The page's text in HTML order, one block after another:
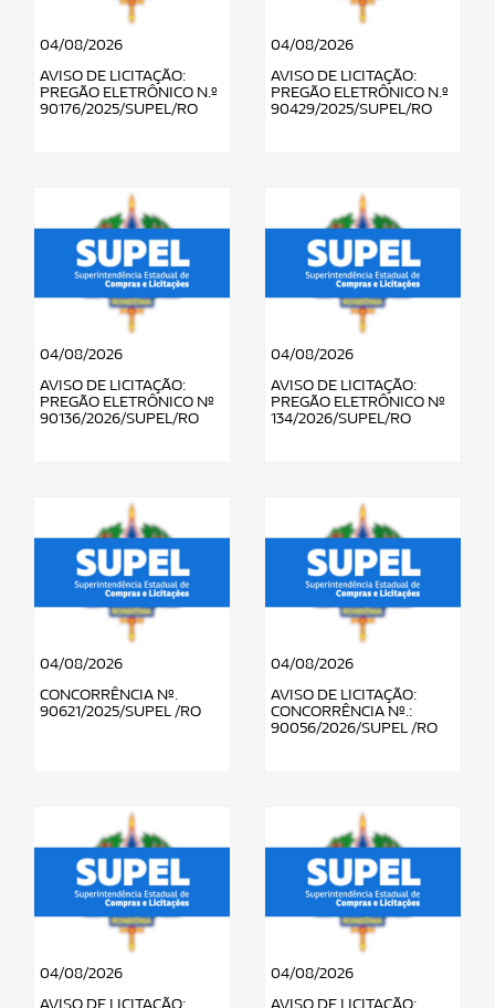
04/08/2026
AVISO DE LICITAÇÃO:
PREGÃO ELETRÔNICO N.º
90176/2025/SUPEL/RO
04/08/2026
AVISO DE LICITAÇÃO:
PREGÃO ELETRÔNICO N.º
90429/2025/SUPEL/RO
04/08/2026
AVISO DE LICITAÇÃO:
PREGÃO ELETRÔNICO Nº
90136/2026/SUPEL/RO
04/08/2026
AVISO DE LICITAÇÃO:
PREGÃO ELETRÔNICO Nº
134/2026/SUPEL/RO
04/08/2026
CONCORRÊNCIA Nº.
90621/2025/SUPEL /RO
04/08/2026
AVISO DE LICITAÇÃO:
CONCORRÊNCIA Nº.:
90056/2026/SUPEL /RO
04/08/2026
AVISO DE LICITAÇÃO:
04/08/2026
AVISO DE LICITAÇÃO: